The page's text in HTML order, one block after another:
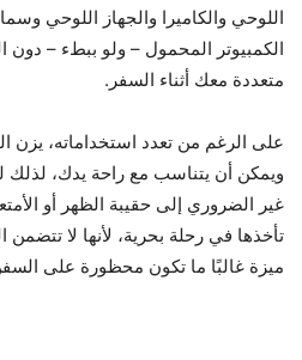
اللوحي والكاميرا والجهاز اللوحي
الكمبيوتر المحمول – ولو ببطء –
متعددة معك أثناء السفر.
على الرغم من تعدد استخداماته،
ويمكن أن يتناسب مع راحة يدك،
غير الضروري إلى حقيبة الظهر أو
تأخذها في رحلة بحرية، لأنها لا تتضمن
ميزة غالبًا ما تكون محظورة على